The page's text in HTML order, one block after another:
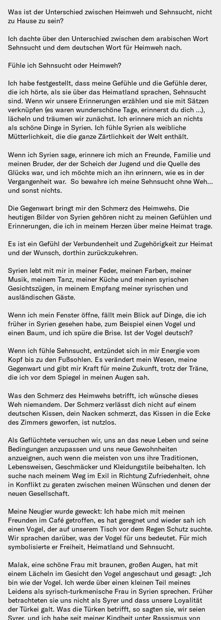
Was ist der Unterschied zwischen Heimweh und Sehnsucht, nicht
zu Hause zu sein?
Ich dachte über den Unterschied zwischen dem arabischen Wort
Sehnsucht und dem deutschen Wort für Heimweh nach.
Fühle ich Sehnsucht oder Heimweh?
Ich habe festgestellt, dass meine Gefühle und die Gefühle derer,
die ich hörte, als sie über das Heimatland sprachen, Sehnsucht
sind. Wenn wir unsere Erinnerungen erzählen und sie mit Sätzen
verknüpfen (es waren wunderschöne Tage, erinnerst du dich …),
lächeln und träumen wir zunächst. Ich erinnere mich an nichts
als schöne Dinge in Syrien. Ich fühle Syrien als weibliche
Mütterlichkeit, die die ganze Zärtlichkeit der Welt enthält.
Wenn ich Syrien sage, erinnere ich mich an Freunde, Familie und
meinen Bruder, der der Scheich der Jugend und die Quelle des
Glücks war, und ich möchte mich an ihn erinnern, wie es in der
Vergangenheit war. So bewahre ich meine Sehnsucht ohne Weh…
und sonst nichts.
Die Gegenwart bringt mir den Schmerz des Heimwehs. Die
heutigen Bilder von Syrien gehören nicht zu meinen Gefühlen und
Erinnerungen, die ich in meinem Herzen über meine Heimat trage.
Es ist ein Gefühl der Verbundenheit und Zugehörigkeit zur Heimat
und der Wunsch, dorthin zurückzukehren.
Syrien lebt mit mir in meiner Feder, meinen Farben, meiner
Musik, meinem Tanz, meiner Küche und meinen syrischen
Gesichtszügen, in meinem Empfang meiner syrischen und
ausländischen Gäste.
Wenn ich mein Fenster öffne, fällt mein Blick auf Dinge, die ich
früher in Syrien gesehen habe, zum Beispiel einen Vogel und
einen Baum, und ich spüre die Brise. Ist der Vogel deutsch?
Wenn ich fühle Sehnsucht, entzündet sich in mir Energie vom
Kopf bis zu den Fußsohlen. Es verändert mein Wesen, meine
Gegenwart und gibt mir Kraft für meine Zukunft, trotz der Träne,
die ich vor dem Spiegel in meinen Augen sah.
Was den Schmerz des Heimwehs betrifft, ich wünsche dieses
Weh niemandem. Der Schmerz verlässt dich nicht auf einem
deutschen Kissen, dein Nacken schmerzt, das Kissen in die Ecke
des Zimmers geworfen, ist nutzlos.
Als Geflüchtete versuchen wir, uns an das neue Leben und seine
Bedingungen anzupassen und uns neue Gewohnheiten
anzueignen, auch wenn die meisten von uns ihre Traditionen,
Lebensweisen, Geschmäcker und Kleidungstile beibehalten. Ich
suche nach meinem Weg im Exil in Richtung Zufriedenheit, ohne
in Konflikt zu geraten zwischen meinen Wünschen und denen der
neuen Gesellschaft.
Meine Neugier wurde geweckt: Ich habe mich mit meinen
Freunden im Café getroffen, es hat geregnet und wieder sah ich
einen Vogel, der auf unserem Tisch vor dem Regen Schutz suchte.
Wir sprachen darüber, was der Vogel für uns bedeutet. Für mich
symbolisierte er Freiheit, Heimatland und Sehnsucht.
Malak, eine schöne Frau mit braunen, großen Augen, hat mit
einem Lächeln im Gesicht den Vogel angeschaut und gesagt: „Ich
bin wie der Vogel. Ich werde über einen kleinen Teil meines
Leidens als syrisch-turkmenische Frau in Syrien sprechen. Früher
betrachteten sie uns nicht als Syrer und dass unsere Loyalität
der Türkei galt. Was die Türken betrifft, so sagten sie, wir seien
Syrer, und ich habe seit meiner Kindheit unter Rassismus von